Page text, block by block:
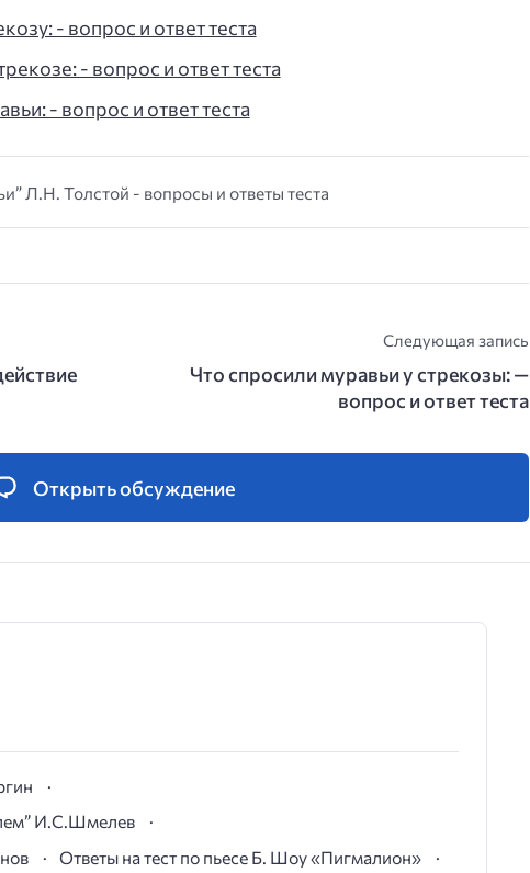
- вопрос и ответ теста
- вопрос и ответ теста
- вопрос и ответ теста
Л.Н. Толстой - вопросы и ответы теста
Следующая запись
Что спросили муравьи у стрекозы: —
вопрос и ответ теста
Открыть обсуждение
И.С.Шмелев
Ответы на тест по пьесе Б. Шоу «Пигмалион»